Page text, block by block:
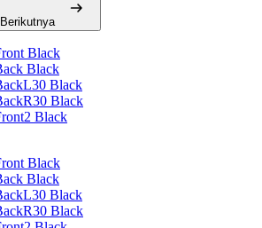
Berikutnya